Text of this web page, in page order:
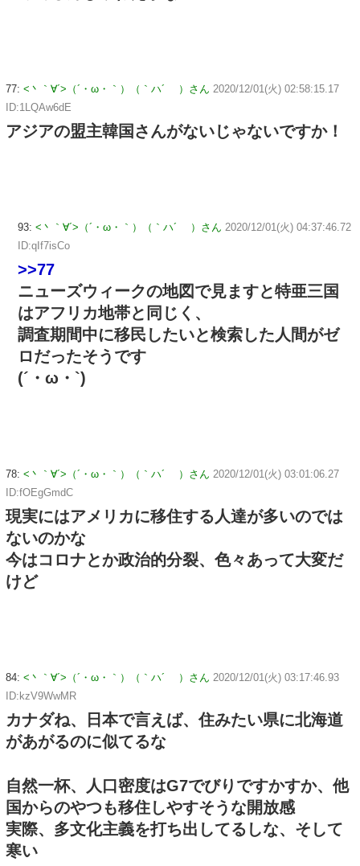
77: <丶｀∀´>（´・ω・｀）（｀ハ´ ）さん 2020/12/01(火) 02:58:15.17
ID:1LQAw6dE
アジアの盟主韓国さんがないじゃないですか！
93: <丶｀∀´>（´・ω・｀）（｀ハ´ ）さん 2020/12/01(火) 04:37:46.72
ID:qIf7isCo
>>77
ニューズウィークの地図で見ますと特亜三国
はアフリカ地帯と同じく、
調査期間中に移民したいと検索した人間がゼ
ロだったそうです
(´・ω・`)
78: <丶｀∀´>（´・ω・｀）（｀ハ´ ）さん 2020/12/01(火) 03:01:06.27
ID:fOEgGmdC
現実にはアメリカに移住する人達が多いのでは
ないのかな
今はコロナとか政治的分裂、色々あって大変だ
けど
84: <丶｀∀´>（´・ω・｀）（｀ハ´ ）さん 2020/12/01(火) 03:17:46.93
ID:kzV9WwMR
カナダね、日本で言えば、住みたい県に北海道
があがるのに似てるな
自然一杯、人口密度はG7でびりですかすか、他
国からのやつも移住しやすそうな開放感
実際、多文化主義を打ち出してるしな、そして
寒い